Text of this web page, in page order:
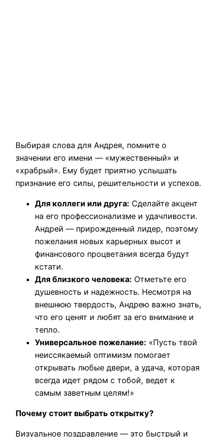
Выбирая слова для Андрея, помните о
значении его имени — «мужественный» и
«храбрый». Ему будет приятно услышать
признание его силы, решительности и успехов.
Для коллеги или друга: Сделайте акцент
на его профессионализме и удачливости.
Андрей — прирожденный лидер, поэтому
пожелания новых карьерных высот и
финансового процветания всегда будут
кстати.
Для близкого человека: Отметьте его
душевность и надежность. Несмотря на
внешнюю твердость, Андрею важно знать,
что его ценят и любят за его внимание и
тепло.
Универсальное пожелание: «Пусть твой
неиссякаемый оптимизм помогает
открывать любые двери, а удача, которая
всегда идет рядом с тобой, ведет к
самым заветным целям!»
Почему стоит выбрать открытку?
Визуальное поздравление — это быстрый и